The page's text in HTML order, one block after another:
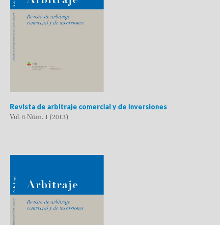
Revista de arbitraje comercial y de inversiones
Vol. 6 Núm. 1 (2013)